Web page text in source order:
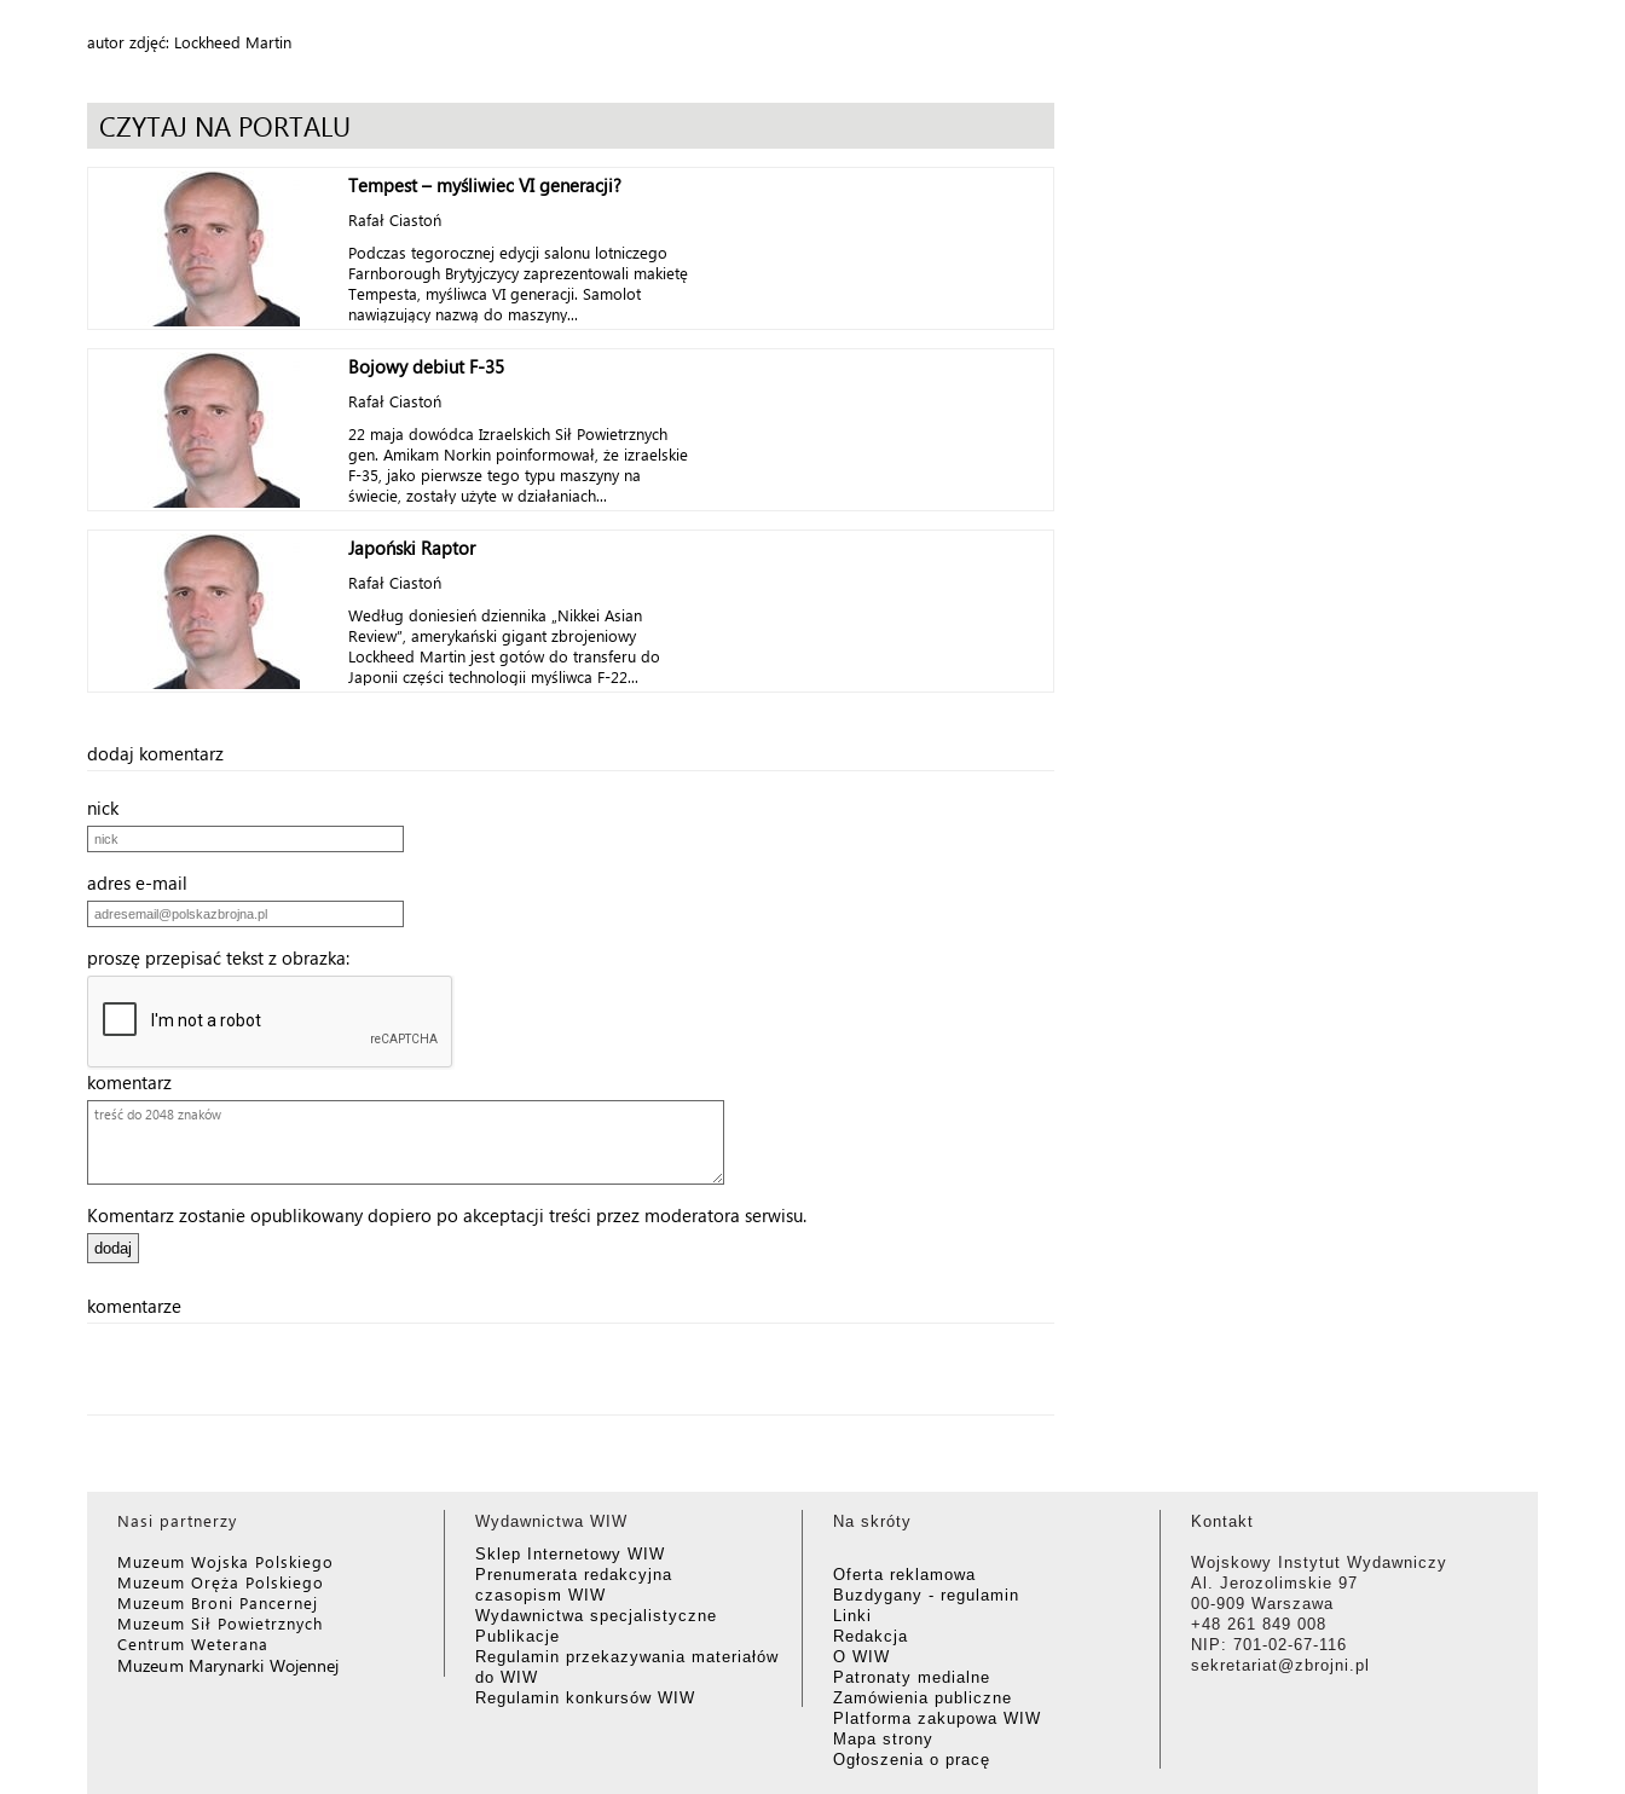
autor zdjęć: Lockheed Martin
CZYTAJ NA PORTALU
Tempest – myśliwiec VI generacji?
Rafał Ciastoń
Podczas tegorocznej edycji salonu lotniczego
Farnborough Brytyjczycy zaprezentowali makietę
Tempesta, myśliwca VI generacji. Samolot
nawiązujący nazwą do maszyny...
Bojowy debiut F-35
Rafał Ciastoń
22 maja dowódca Izraelskich Sił Powietrznych
gen. Amikam Norkin poinformował, że izraelskie
F-35, jako pierwsze tego typu maszyny na
świecie, zostały użyte w działaniach...
Japoński Raptor
Rafał Ciastoń
Według doniesień dziennika „Nikkei Asian
Review”, amerykański gigant zbrojeniowy
Lockheed Martin jest gotów do transferu do
Japonii części technologii myśliwca F-22...
dodaj komentarz
nick
adres e-mail
proszę przepisać tekst z obrazka:
komentarz
Komentarz zostanie opublikowany dopiero po akceptacji treści przez moderatora serwisu.
komentarze
Nasi partnerzy
Muzeum Wojska Polskiego
Muzeum Oręża Polskiego
Muzeum Broni Pancernej
Muzeum Sił Powietrznych
Centrum Weterana
Muzeum Marynarki Wojennej
Wydawnictwa WIW
Sklep Internetowy WIW
Prenumerata redakcyjna
czasopism WIW
Wydawnictwa specjalistyczne
Publikacje
Regulamin przekazywania materiałów
do WIW
Regulamin konkursów WIW
Na skróty
Oferta reklamowa
Buzdygany - regulamin
Linki
Redakcja
O WIW
Patronaty medialne
Zamówienia publiczne
Platforma zakupowa WIW
Mapa strony
Ogłoszenia o pracę
Kontakt
Wojskowy Instytut Wydawniczy
Al. Jerozolimskie 97
00-909 Warszawa
+48 261 849 008
NIP: 701-02-67-116
sekretariat@zbrojni.pl